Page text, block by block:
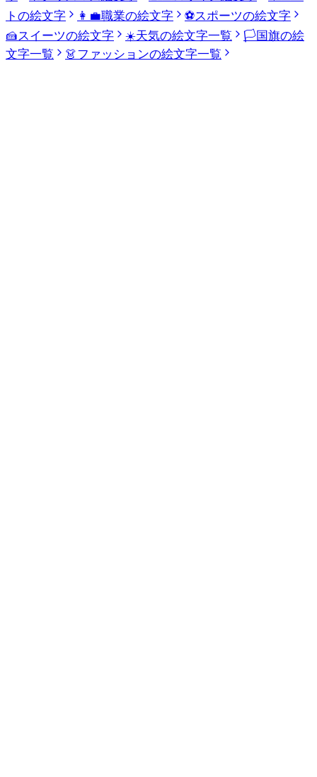
トの絵文字
👩‍💼職業の絵文字 ⚽スポーツの絵文字
🍰スイーツの絵文字 ☀️天気の絵文字一覧 🏳️国旗の絵
文字一覧
👗ファッションの絵文字一覧